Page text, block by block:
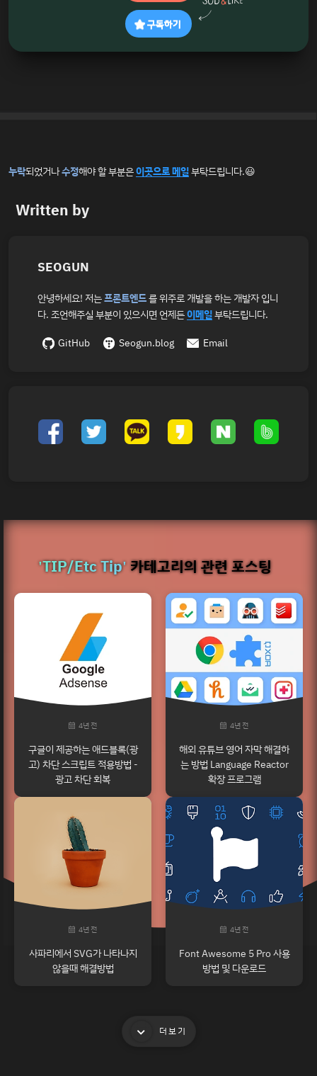
구독하기
누락되었거나수정해야 할 부분은이곳으로 메일부탁드립니다.😃
Written by
SEOGUN
안녕하세요! 저는프론트엔드를 위주로 개발을 하는 개발자 입니
다. 조언해주실 부분이 있으시면 언제든이메일부탁드립니다.
GitHub
Seogun.blog Email
'TIP/Etc Tip'카테고리의 관련 포스팅
4년 전
구글이 제공하는 애드블록(광
고) 차단 스크립트 적용방법 -
광고 차단 회복
4년 전
해외 유튜브 영어 자막 해결하
는 방법 Language Reactor
확장 프로그램
4년 전
사파리에서 SVG가 나타나지
않을때 해결방법
4년 전
Font Awesome 5 Pro 사용
방법 및 다운로드
더보기